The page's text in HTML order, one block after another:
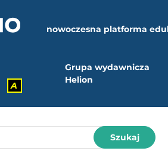
nowoczesna platforma
A
Grupa wydawnicza
Helion
Szukaj